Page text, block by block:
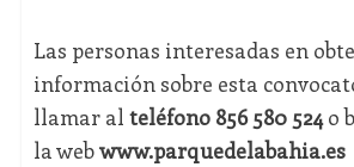
Las personas interesadas en
información sobre esta
llamar al teléfono 856 580 524o
la webwww.parquedelabahia.es